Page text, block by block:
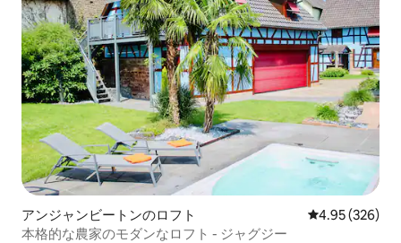
アンジャンビートンのロフト レビュー326
4.95 (326)
本格的な農家のモダンなロフト - ジャグジー